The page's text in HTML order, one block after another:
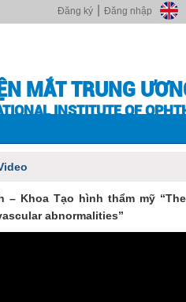
Đăng nhập
Đăng ký
MẮT TRUNG
INSTITUTE OF
– Khoa Tạo hình thẩm mỹ “The
abnormalities”